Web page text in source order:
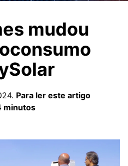
mudou
Para ler este artigo
minutos